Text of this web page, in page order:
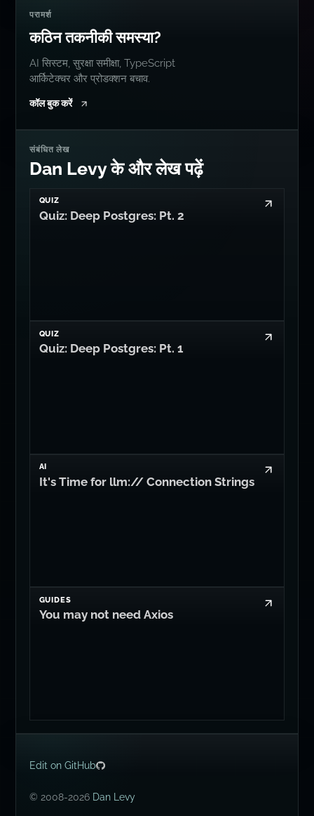
परामर्श
कठिन तकनीकी समस्या?
AI सिस्टम, सुरक्षा समीक्षा, TypeScript
आर्किटेक्चर और प्रोडक्शन बचाव.
कॉल बुक करें
संबंधित लेख
Dan Levy के और लेख पढ़ें
QUIZ
Quiz: Deep Postgres: Pt. 2
QUIZ
Quiz: Deep Postgres: Pt. 1
AI
It's Time for llm:// Connection Strings
GUIDES
You may not need Axios
Edit on GitHub
© 2008-2026 Dan Levy